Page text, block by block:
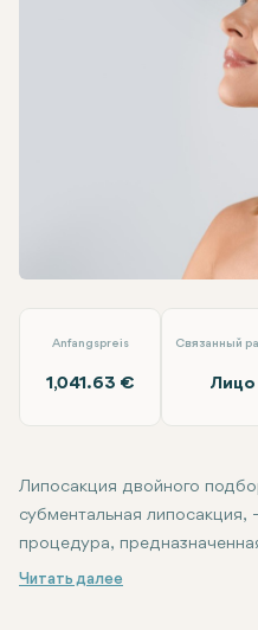
Anfangspreis
1,041.63 €
Связанный
Лицо
Липосакция двойного
субментальная липосакция,
процедура,
жира под подбородком и
Вот основные этапы
Консультация
Анестезия: Процедура
Разрезы: Маленькие
Удаление жира
Восстановление
Результаты: Окончательные